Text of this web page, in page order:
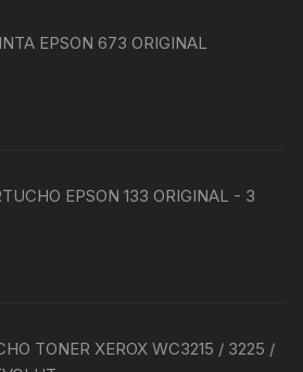
EPSON 673 ORIGINAL
EPSON 133 ORIGINAL - 3
TONER XEROX WC3215 / 3225 /